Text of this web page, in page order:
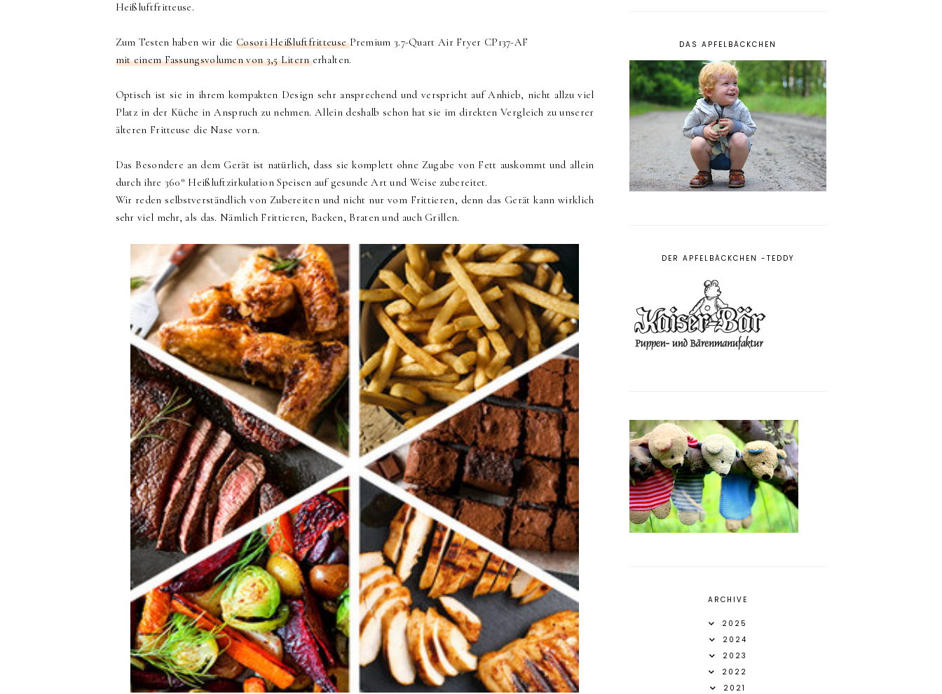
Heißluftfritteuse.
Zum Testen haben wir dieCosori HeißluftfritteusePremium 3.7-Quart Air Fryer CP137-AF
mit einem Fassungsvolumen von 3,5 Liternerhalten.
Optisch ist sie in ihrem kompakten Design sehr ansprechend und verspricht auf Anhieb, nicht allzu viel
Platz in der Küche in Anspruch zu nehmen. Allein deshalb schon hat sie im direkten Vergleich zu unserer
älteren Fritteuse die Nase vorn.
Das Besondere an dem Gerät ist natürlich, dass sie komplett ohne Zugabe von Fett auskommt und allein
durch ihre 360° Heißluftzirkulation Speisen auf gesunde Art und Weise zubereitet.
Wir reden selbstverständlich von Zubereiten und nicht nur vom Frittieren, denn das Gerät kann wirklich
sehr viel mehr, als das. Nämlich Frittieren, Backen, Braten und auch Grillen.
DAS APFELBÄCKCHEN
DER APFELBÄCKCHEN -TEDDY
ARCHIVE
2025
2024
2023
2022
2021